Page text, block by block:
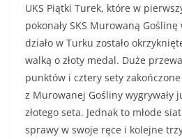
UKS Piątki Turek, które w
pokonały SKS Murowaną
działo w Turku zostało
walką o złoty medal. Duże
punktów i cztery sety
z Murowanej Gośliny wygrywały
złotego seta. Jednak to młode
sprawy w swoje ręce i kolejne